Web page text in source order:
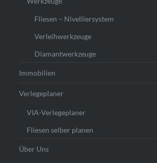
Fliesen – Nivelliersystem
Verleihwerkzeuge
Diamantwerkzeuge
Immobilien
Verlegeplaner
VIA-Verlegeplaner
Fliesen selber planen
Über Uns